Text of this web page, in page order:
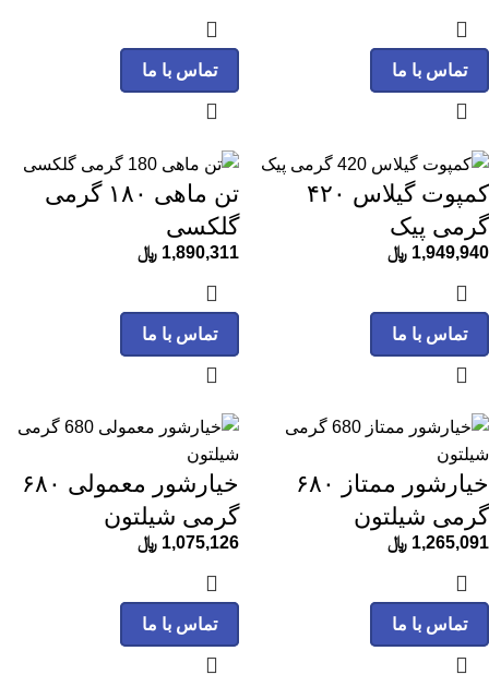
تماس با ما تماس با ما
کمپوت گیلاس ۴۲۰
گرمی پیک
1,949,940 ﷼
تماس با ما
تن ماهی ۱۸۰ گرمی
گلکسی
1,890,311 ﷼
تماس با ما
خیارشور ممتاز ۶۸۰
گرمی شیلتون
1,265,091 ﷼
تماس با ما
خیارشور معمولی ۶۸۰
گرمی شیلتون
1,075,126 ﷼
تماس با ما